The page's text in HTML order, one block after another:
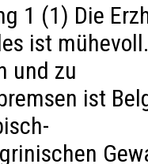
1 (1) Die
ist
und zu
ist